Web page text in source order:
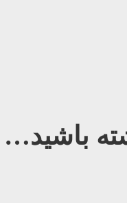
باشید…